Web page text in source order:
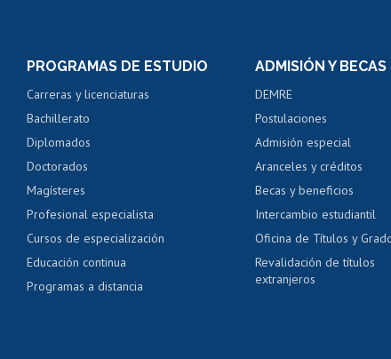
Consulta y
Servicio médico y
Pago de arancel y
Pago de arancel y
Certificado de títulos
PROGRAMAS DE ESTUDIO
Carreras y licenciaturas
Bachillerato
Diplomados
Doctorados
Magísteres
Profesional especialista
Cursos de especialización
Educación continua
Programas a distancia
ADMISIÓN Y BECAS
DEMRE
Postulaciones
Admisión especial
Aranceles y créditos
Becas y beneficios
Intercambio estudiantil
Oficina de Títulos y
Revalidación de títulos
extranjeros